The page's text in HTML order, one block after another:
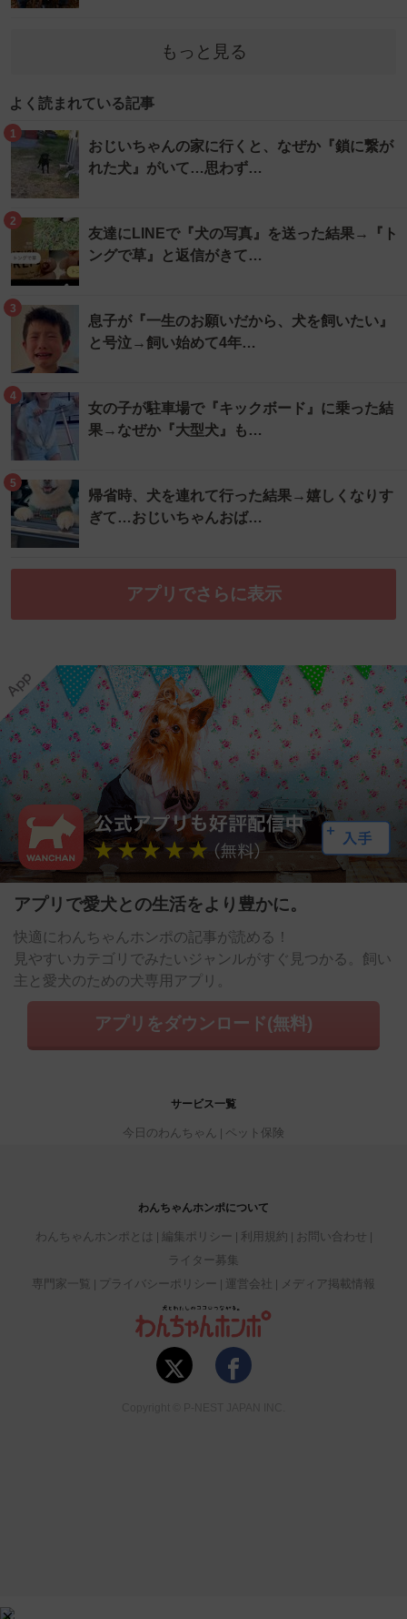
もっと見る
よく読まれている記事
1
おじいちゃんの家に行くと、なぜか『鎖に繋が
れた犬』がいて…思わず…
2
友達にLINEで『犬の写真』を送った結果→『ト
ングで草』と返信がきて…
3
息子が『一生のお願いだから、犬を飼いたい』
と号泣→飼い始めて4年…
4
女の子が駐車場で『キックボード』に乗った結
果→なぜか『大型犬』も…
5
帰省時、犬を連れて行った結果→嬉しくなりす
ぎて…おじいちゃんおば…
アプリでさらに表示
アプリで愛犬との生活をより豊かに。
快適にわんちゃんホンポの記事が読める！
見やすいカテゴリでみたいジャンルがすぐ見つかる。飼い
主と愛犬のための犬専用アプリ。
アプリをダウンロード(無料)
サービス一覧
今日のわんちゃん ペット保険
わんちゃんホンポについて
わんちゃんホンポとは 編集ポリシー 利用規約
お問い合わせ
ライター募集
専門家一覧
プライバシーポリシー 運営会社 メディア掲載情報